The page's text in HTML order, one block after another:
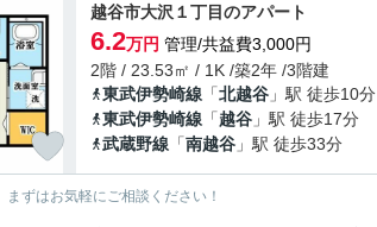
越谷市大沢１丁目のアパート
6.2万円 管理/共益費3,000円
2階 / 23.53㎡ / 1K /築2年 /3階建
東武伊勢崎線 「北越谷 」駅 徒歩10分
東武伊勢崎線 「越谷 」駅 徒歩17分
武蔵野線 「南越谷 」駅 徒歩33分
ずはお気軽にご相談ください！